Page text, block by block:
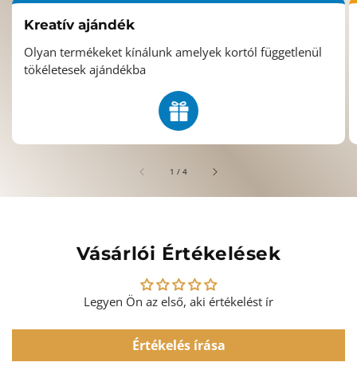
Kreatív ajándék
Olyan termékeket kínálunk amelyek kortól függetlenül
tökéletesek ajándékba
1 / /4
Vásárlói Értékelések
Legyen Ön az első, aki értékelést ír
Értékelés írása